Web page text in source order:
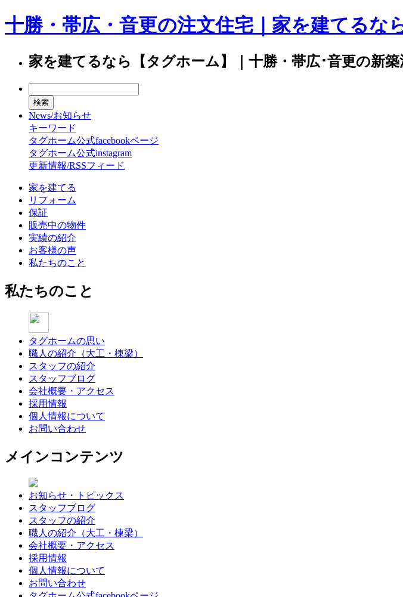
十勝・帯広・音更の注文住宅｜家を建てるな
家を建てるなら【タグホーム】｜十勝・帯広･音更の新
News/お知らせ
キーワード
タグホーム公式facebookページ
タグホーム公式instagram
更新情報/RSSフィード
家を建てる
リフォーム
保証
販売中の物件
実績の紹介
お客様の声
私たちのこと
私たちのこと
タグホームの思い
職人の紹介（大工・棟梁）
スタッフの紹介
スタッフブログ
会社概要・アクセス
採用情報
個人情報について
お問い合わせ
メインコンテンツ
お知らせ・トピックス
スタッフブログ
スタッフの紹介
職人の紹介（大工・棟梁）
会社概要・アクセス
採用情報
個人情報について
お問い合わせ